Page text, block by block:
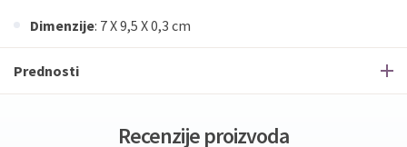
Dimenzije: 7 X 9,5 X 0,3 cm
Prednosti
Recenzije proizvoda